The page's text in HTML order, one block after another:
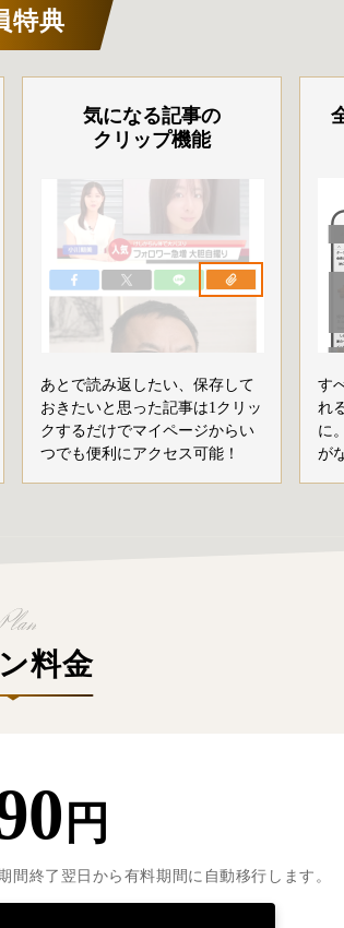
特典
気になる記事の
クリップ機能
あとで読み返したい、保存して
おきたいと思った記事は1クリッ
クするだけでマイページからい
つでも便利にアクセス可能！
す
れ
に
が
料金
円
終了翌日から有料期間に自動移行します。